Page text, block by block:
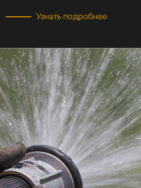
Узнать подробнее